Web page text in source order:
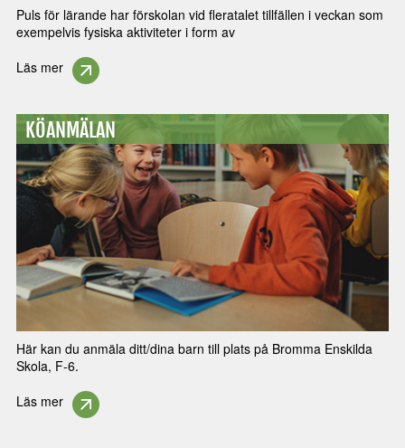
Puls för lärande har förskolan vid fleratalet tillfällen i veckan som
exempelvis fysiska aktiviteter i form av
Läs mer
KÖANMÄLAN
Här kan du anmäla ditt/dina barn till plats på Bromma Enskilda
Skola, F-6.
Läs mer